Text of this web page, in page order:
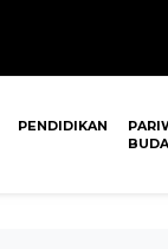
PENDIDIKAN